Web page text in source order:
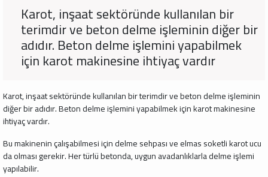
Karot, inşaat sektöründe kullanılan bir
terimdir ve beton delme işleminin diğer bir
adıdır. Beton delme işlemini yapabilmek
için karot makinesine ihtiyaç vardır
Karot, inşaat sektöründe kullanılan bir terimdir ve beton delme işleminin
diğer bir adıdır. Beton delme işlemini yapabilmek için karot makinesine
ihtiyaç vardır.
Bu makinenin çalışabilmesi için delme sehpası ve elmas soketli karot ucu
da olması gerekir. Her türlü betonda, uygun avadanlıklarla delme işlemi
yapılabilir.